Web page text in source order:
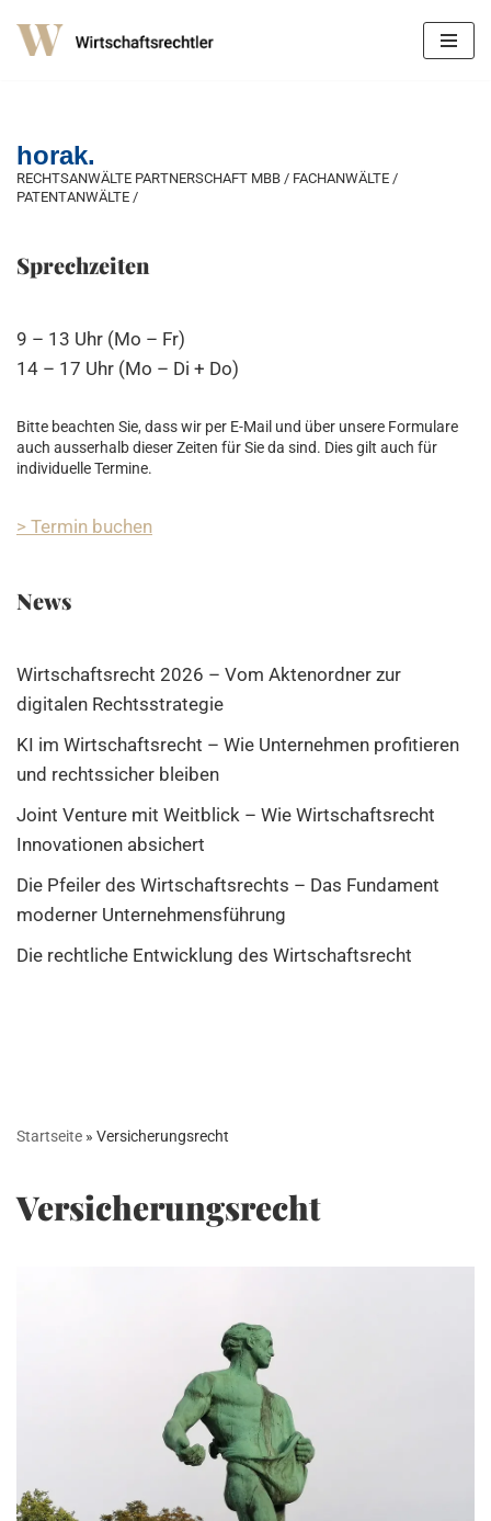
Zum
horak.
RECHTSANWÄLTE PARTNERSCHAFT MBB / FACHANWÄLTE /
PATENTANWÄLTE /
Sprechzeiten
9 – 13 Uhr (Mo – Fr)
14 – 17 Uhr (Mo – Di + Do)
Bitte beachten Sie, dass wir per E-Mail und über unsere Formulare
auch ausserhalb dieser Zeiten für Sie da sind. Dies gilt auch für
individuelle Termine.
> Termin buchen
News
Wirtschaftsrecht 2026 – Vom Aktenordner zur
digitalen Rechtsstrategie
KI im Wirtschaftsrecht – Wie Unternehmen profitieren
und rechtssicher bleiben
Joint Venture mit Weitblick – Wie Wirtschaftsrecht
Innovationen absichert
Die Pfeiler des Wirtschaftsrechts – Das Fundament
moderner Unternehmensführung
Die rechtliche Entwicklung des Wirtschaftsrecht
Startseite » Versicherungsrecht
Versicherungsrecht